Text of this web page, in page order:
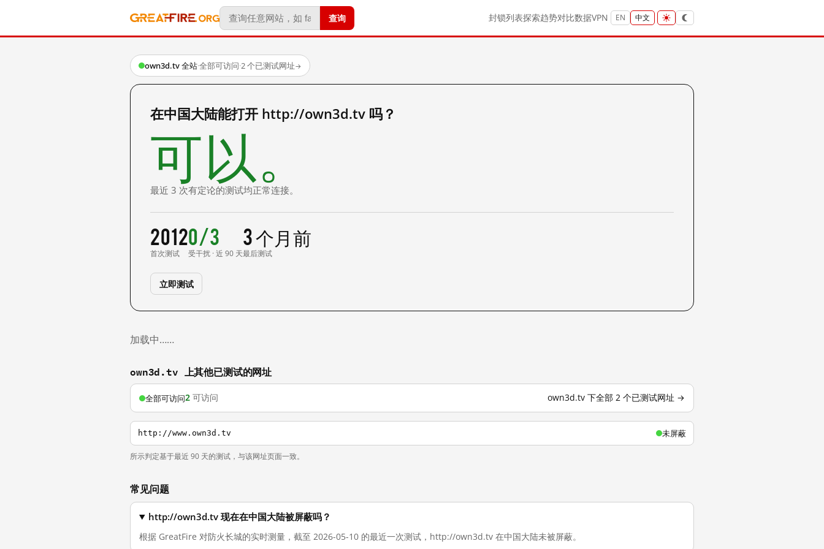
查询 封锁列表探索趋势对比数据VPN EN 中文
own3d.tv 全站·全部可访问·2 个已测试网址→
在中国大陆能打开 http://own3d.tv 吗？
可以。
最近 3 次有定论的测试均正常连接。
2012
首次测试
0/3
受干扰 · 近 90 天
3 个月前
最后测试
立即测试
加载中……
own3d.tv 上其他已测试的网址
全部可访问2 可访问 own3d.tv 下全部 2 个已测试网址 →
http://www.own3d.tv 未屏蔽
所示判定基于最近 90 天的测试，与该网址页面一致。
常见问题
http://own3d.tv 现在在中国大陆被屏蔽吗？
根据 GreatFire 对防火长城的实时测量，截至 2026-05-10 的最近一次测试，http://own3d.tv 在中国大陆未被屏蔽。